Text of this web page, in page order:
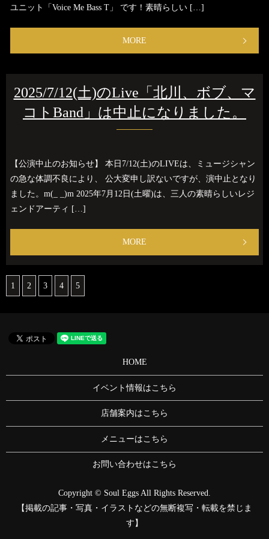
ユニット「Voice Me Bass T」 です！素晴らしい […]
MORE
2025/7/12(土)のLive「北川、ボブ、マ
コトBand」は中止になりました。
【公演中止のお知らせ】 本日7/12(土)のLIVEは、ミュージシャン
の急な体調不良により、 公大変申し訳ないですが、演中止となり
ました。m(_ _)m 2025年7月12日(土曜)は、三人の素晴らしいレジ
ェンドアーティ […]
MORE
1 2 3 4 5
HOME
イベント情報はこちら
店舗案内はこちら
メニューはこちら
お問い合わせはこちら
Copyright © Soul Eggs All Rights Reserved.
【掲載の記事・写真・イラストなどの無断複写・転載を禁じま
す】